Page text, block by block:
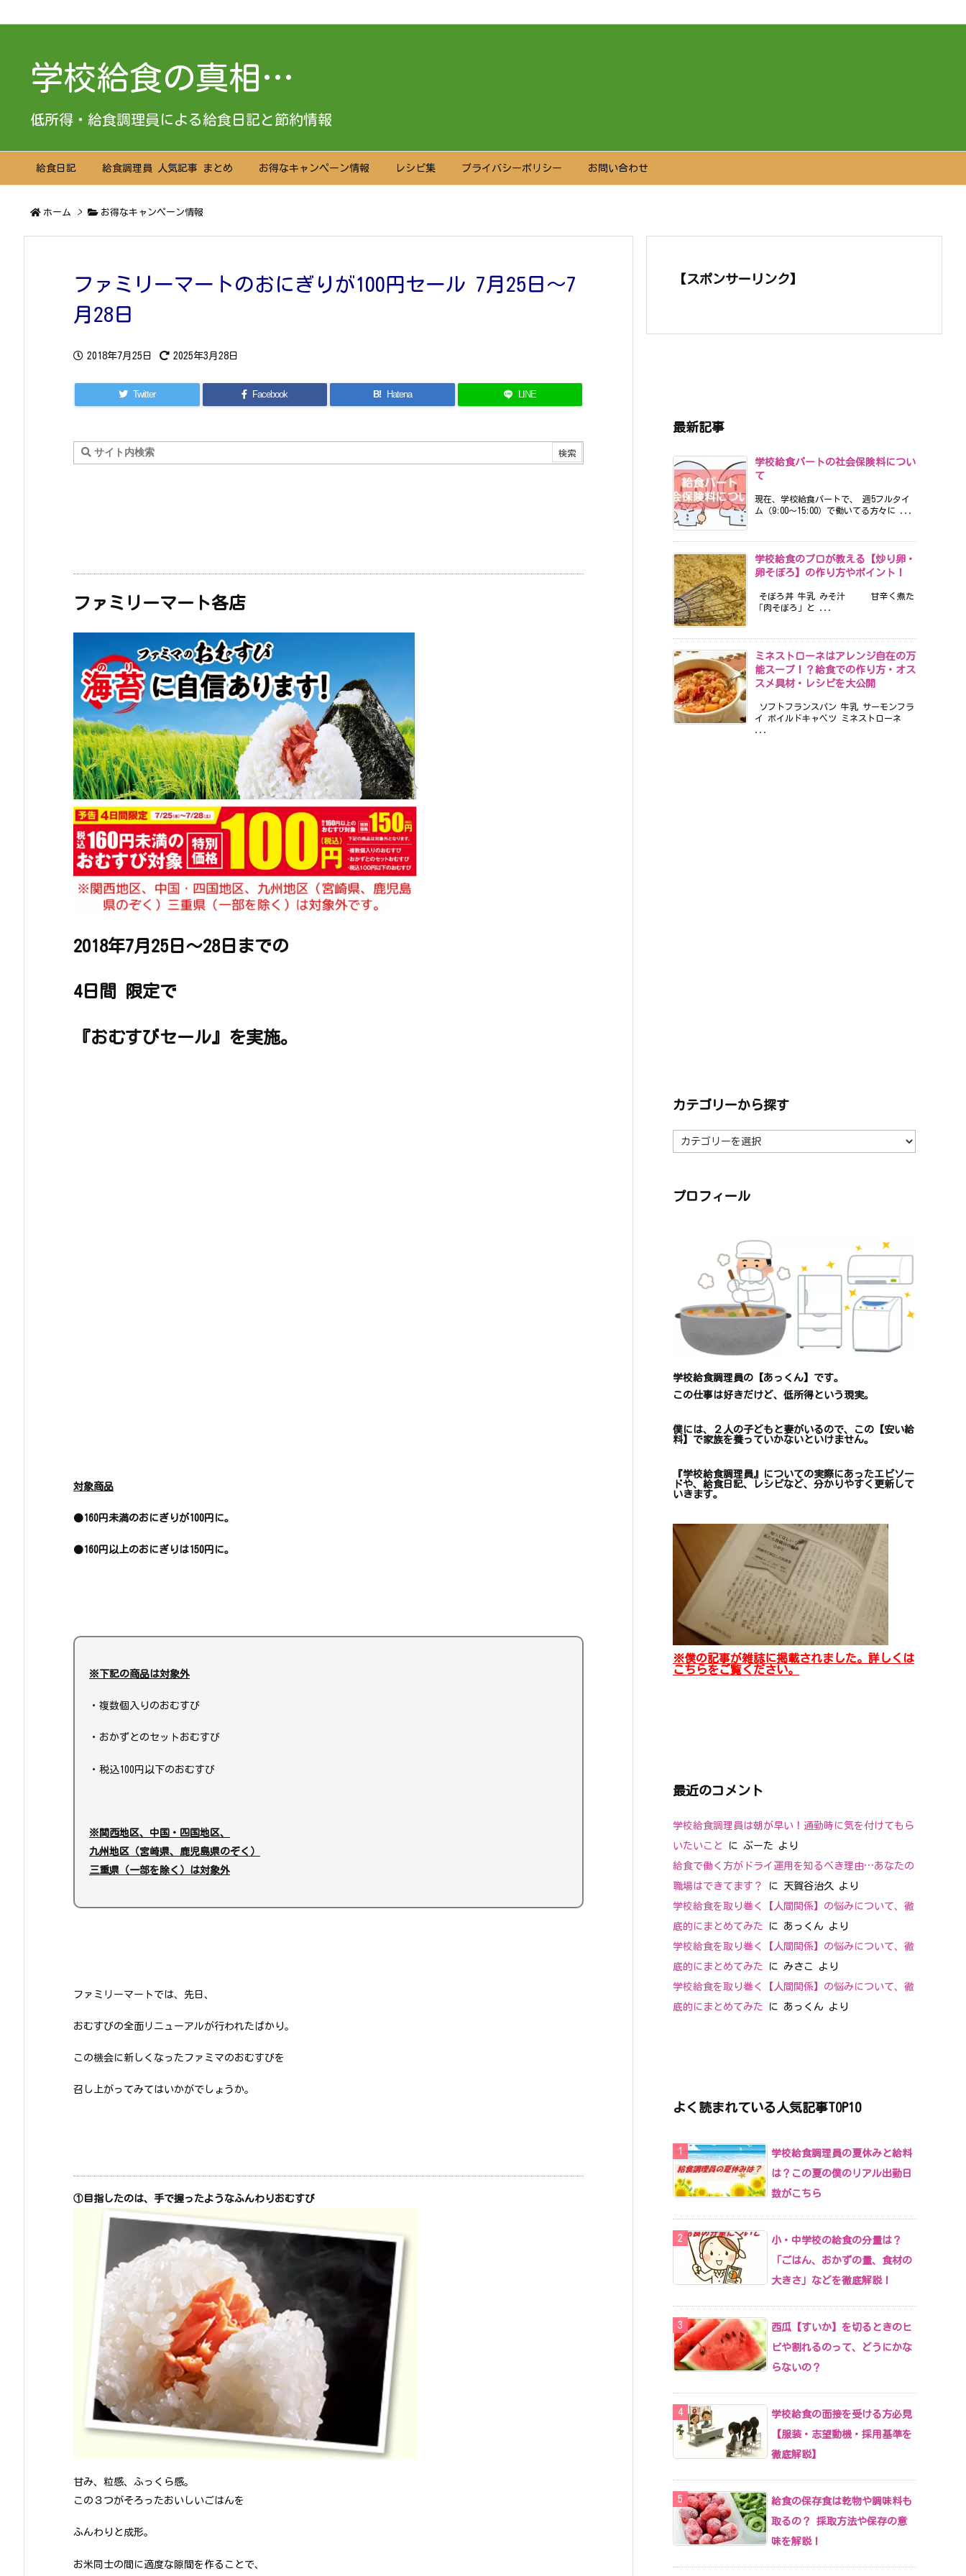
学校給食の真相…
低所得・給食調理員による給食日記と節約情報
給食日記 給食調理員 人気記事 まとめ お得なキャンペーン情報 レシピ集 プライバシーポリシー お問い合わせ
ホーム > お得なキャンペーン情報
ファミリーマートのおにぎりが100円セール 7月25日～7
月28日
2018年7月25日 2025年3月28日
Twitter Facebook B! Hatena LINE
ファミリーマート各店
2018年7月25日～28日までの
4日間 限定で
『おむすびセール』を実施。
対象商品
●160円未満のおにぎりが100円に。
●160円以上のおにぎりは150円に。
※下記の商品は対象外
・複数個入りのおむすび
・おかずとのセットおむすび
・税込100円以下のおむすび
※関西地区、中国・四国地区、
九州地区（宮崎県、鹿児島県のぞく）
三重県（一部を除く）は対象外
ファミリーマートでは、先日、
おむすびの全面リニューアルが行われたばかり。
この機会に新しくなったファミマのおむすびを
召し上がってみてはいかがでしょうか。
①目指したのは、手で握ったようなふんわりおむすび
甘み、粒感、ふっくら感。
この３つがそろったおいしいごはんを
ふんわりと成形。
お米同士の間に適度な隙間を作ることで、
【スポンサーリンク】
最新記事
学校給食パートの社会保険料につい
て
現在、学校給食パートで、 週5フルタイ
ム（9:00〜15:00）で働いてる方々に ...
学校給食のプロが教える【炒り卵・
卵そぼろ】の作り方やポイント！
そぼろ丼 牛乳 みそ汁 甘辛く煮た
「肉そぼろ」と ...
ミネストローネはアレンジ自在の万
能スープ！？給食での作り方・オス
スメ具材・レシピを大公開
ソフトフランスパン 牛乳 サーモンフラ
イ ボイルドキャベツ ミネストローネ
カテゴリーから探す
テ
ゴ
ら
探
プロフィール
学校給食調理員の【あっくん】です。
この仕事は好きだけど、 低所得という現実。
僕には、２人の子どもと妻がいるので、
この【安い給
料】で家族を養っていかないといけません。
『学校給食調理員』についての実際にあったエピソー
ドや、 給食日記、レシピなど、 分かりやすく更新して
いきます。
※僕の記事が雑誌に掲載されました。詳しくは
こちらをご覧ください。
最近のコメント
学校給食調理員は朝が早い！通勤時に気を付けてもら
いたいこと
に ぷーた より
給食で働く方がドライ運用を知るべき理由…あなたの
職場はできてます？
に 天賀谷治久 より
学校給食を取り巻く【人間関係】の悩みについて、徹
底的にまとめてみた に あっくん より
学校給食を取り巻く【人間関係】の悩みについて、徹
底的にまとめてみた に みさこ
より
学校給食を取り巻く【人間関係】の悩みについて、徹
底的にまとめてみた に あっくん より
よく読まれている人気記事TOP10
学校給食調理員の夏休みと給料
は？この夏の僕のリアル出勤日
数がこちら
小・中学校の給食の分量は？
「ごはん、おかずの量、食材の
大きさ」などを徹底解説！
西瓜【すいか】を切るときのヒ
ビや割れるのって、どうにかな
らないの？
学校給食の面接を受ける方必見
【服装・志望動機・採用基準を
徹底解説】
給食の保存食は乾物や調味料も
取るの？ 採取方法や保存の意
味を解説！